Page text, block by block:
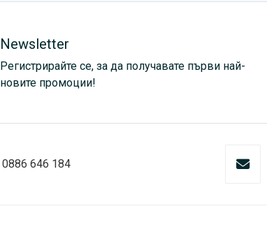
Newsletter
Регистрирайте се, за да получавате първи най-
новите промоции!
0886 646 184